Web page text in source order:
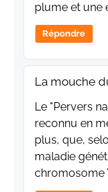
plume et une
Répondre
La mouche
Le "Pervers
reconnu en
plus, que,
maladie
chromosome